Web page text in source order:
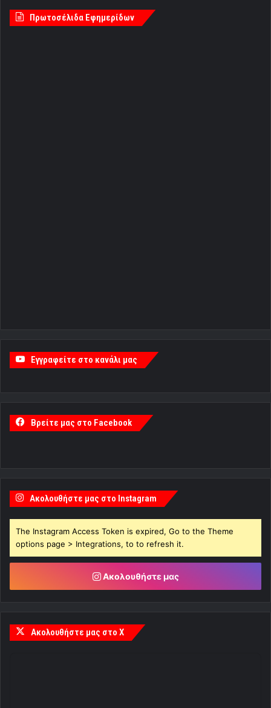
Πρωτοσέλιδα Εφημερίδων
Εγγραφείτε στο κανάλι μας
Βρείτε μας στο Facebook
Ακολουθήστε μας στο Instagram
The Instagram Access Token is expired, Go to the Theme
options page > Integrations, to to refresh it.
Ακολουθήστε μας
Ακολουθήστε μας στο X